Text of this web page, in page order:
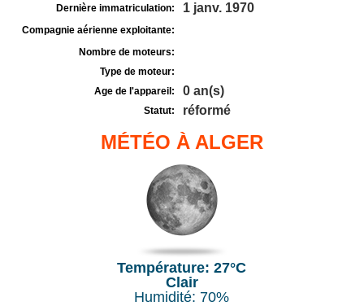
Dernière immatriculation: 1 janv. 1970
Compagnie aérienne exploitante:
Nombre de moteurs:
Type de moteur:
Age de l'appareil:
0 an(s)
Statut: réformé
MÉTÉO À ALGER
Température: 27°C
Clair
Humidité: 70%